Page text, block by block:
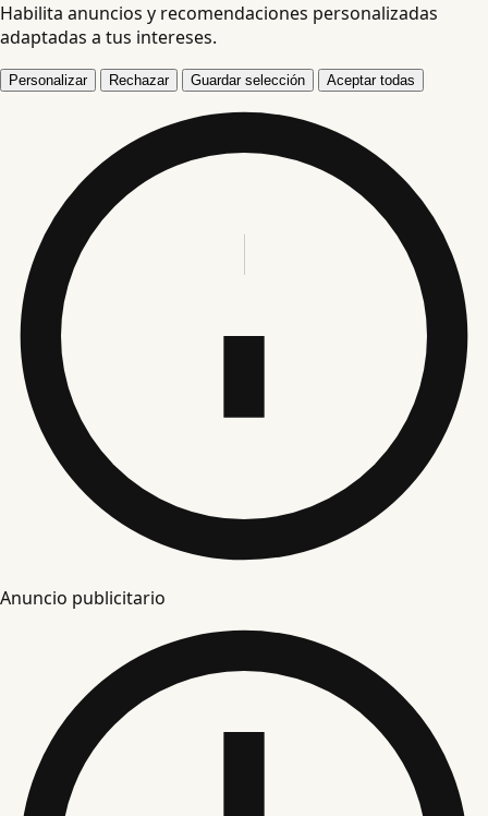
Habilita anuncios y recomendaciones personalizadas
adaptadas a tus intereses.
Personalizar Rechazar Guardar selección Aceptar todas
Anuncio publicitario